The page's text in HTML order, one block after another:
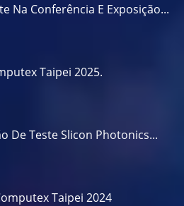
Na Conferência E Exposição...
Taipei 2025.
De Teste Slicon Photonics...
Taipei 2024